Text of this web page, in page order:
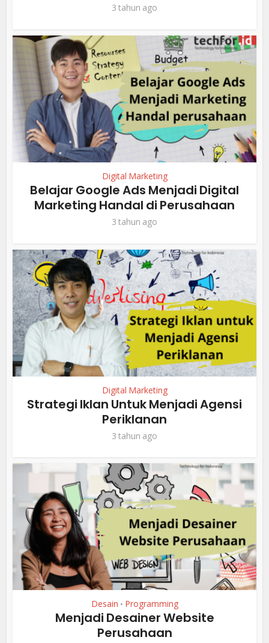
3 tahun ago
Digital Marketing
Belajar Google Ads Menjadi Digital
Marketing Handal di Perusahaan
3 tahun ago
Digital Marketing
Strategi Iklan Untuk Menjadi Agensi
Periklanan
3 tahun ago
Desain • Programming
Menjadi Desainer Website
Perusahaan